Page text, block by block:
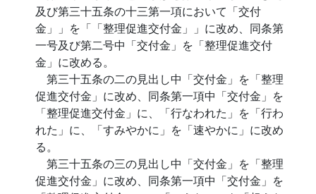
及び第三十五条の十三第一項において「交付
金」」を「「整理促進交付金」」に改め、同条第
一号及び第二号中「交付金」を「整理促進交付
金」に改める。
第三十五条の二の見出し中「交付金」を「整理
促進交付金」に改め、同条第一項中「交付金」を
「整理促進交付金」に、「行なわれた」を「行わ
れた」に、「すみやかに」を「速やかに」に改め
る。
第三十五条の三の見出し中「交付金」を「整理
促進交付金」に改め、同条第一項中「交付金」を